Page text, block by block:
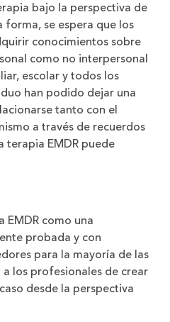
bajo la perspectiva de
forma, se espera que los
conocimientos sobre
como no interpersonal
escolar y todos los
han podido dejar una
tanto con el
a través de recuerdos
terapia EMDR puede
como una
probada y con
para la mayoría de las
los profesionales de crear
desde la perspectiva